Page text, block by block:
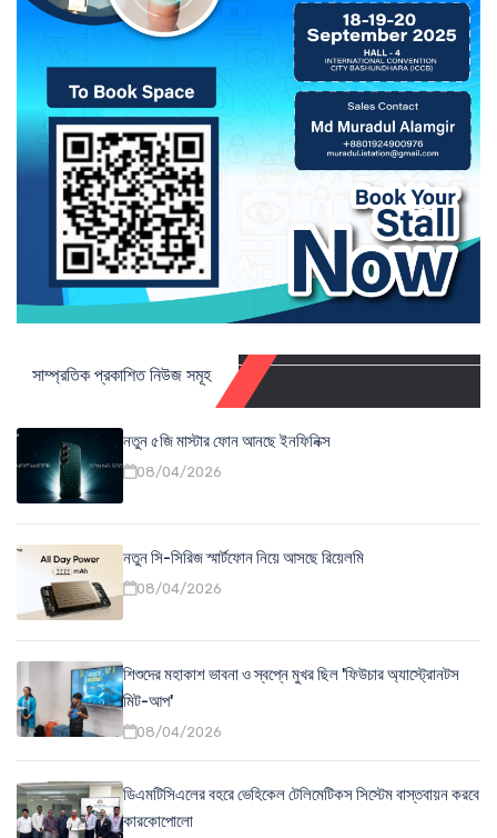
সাম্প্রতিক প্রকাশিত নিউজ সমূহ
নতুন ৫জি মাস্টার ফোন আনছে ইনফিনিক্স
08/04/2026
নতুন সি-সিরিজ স্মার্টফোন নিয়ে আসছে রিয়েলমি
08/04/2026
শিশুদের মহাকাশ ভাবনা ও স্বপ্নে মুখর ছিল 'ফিউচার অ্যাস্ট্রোনটস
মিট-আপ'
08/04/2026
ডিএমটিসিএলের বহরে ভেহিকেল টেলিমেটিকস সিস্টেম বাস্তবায়ন করবে
কারকোপোলো